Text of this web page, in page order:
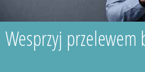
Wesprzyj przelewem